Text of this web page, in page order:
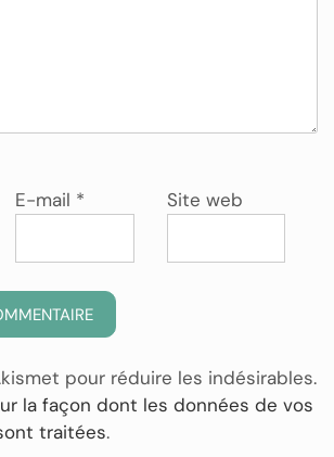
E-mail * Site web
pour réduire les indésirables.
la façon dont les données de vos
traitées.